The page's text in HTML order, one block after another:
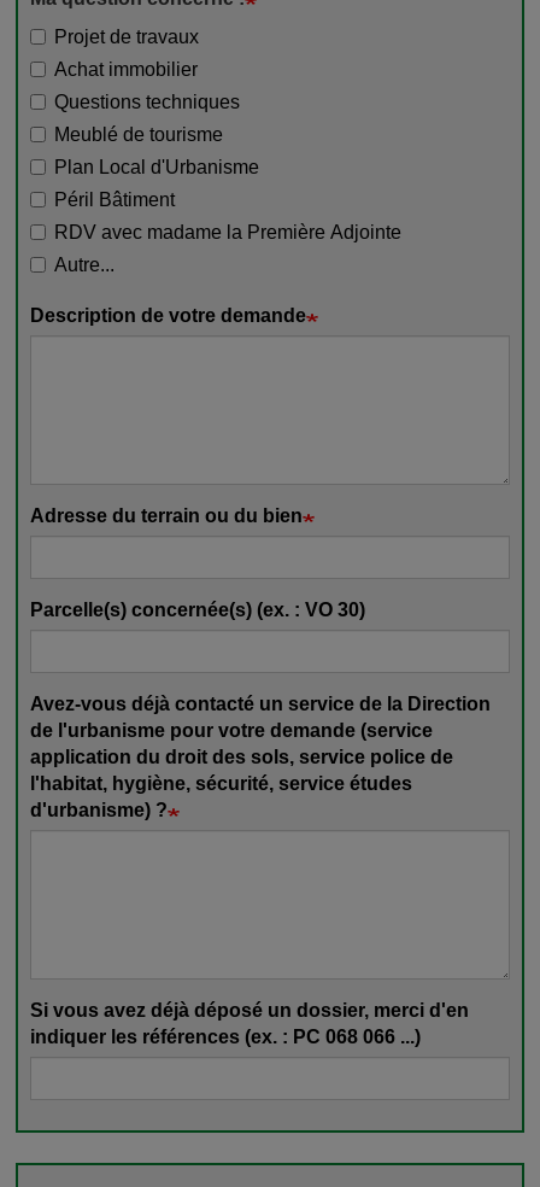
Projet de travaux
Achat immobilier
Questions techniques
Meublé de tourisme
Plan Local d'Urbanisme
Péril Bâtiment
RDV avec madame la Première Adjointe
Autre...
Description de votre demande
Adresse du terrain ou du bien
Parcelle(s) concernée(s) (ex. : VO 30)
Avez-vous déjà contacté un service de la Direction
de l'urbanisme pour votre demande (service
application du droit des sols, service police de
l'habitat, hygiène, sécurité, service études
d'urbanisme) ?
Si vous avez déjà déposé un dossier, merci d'en
indiquer les références (ex. : PC 068 066 ...)